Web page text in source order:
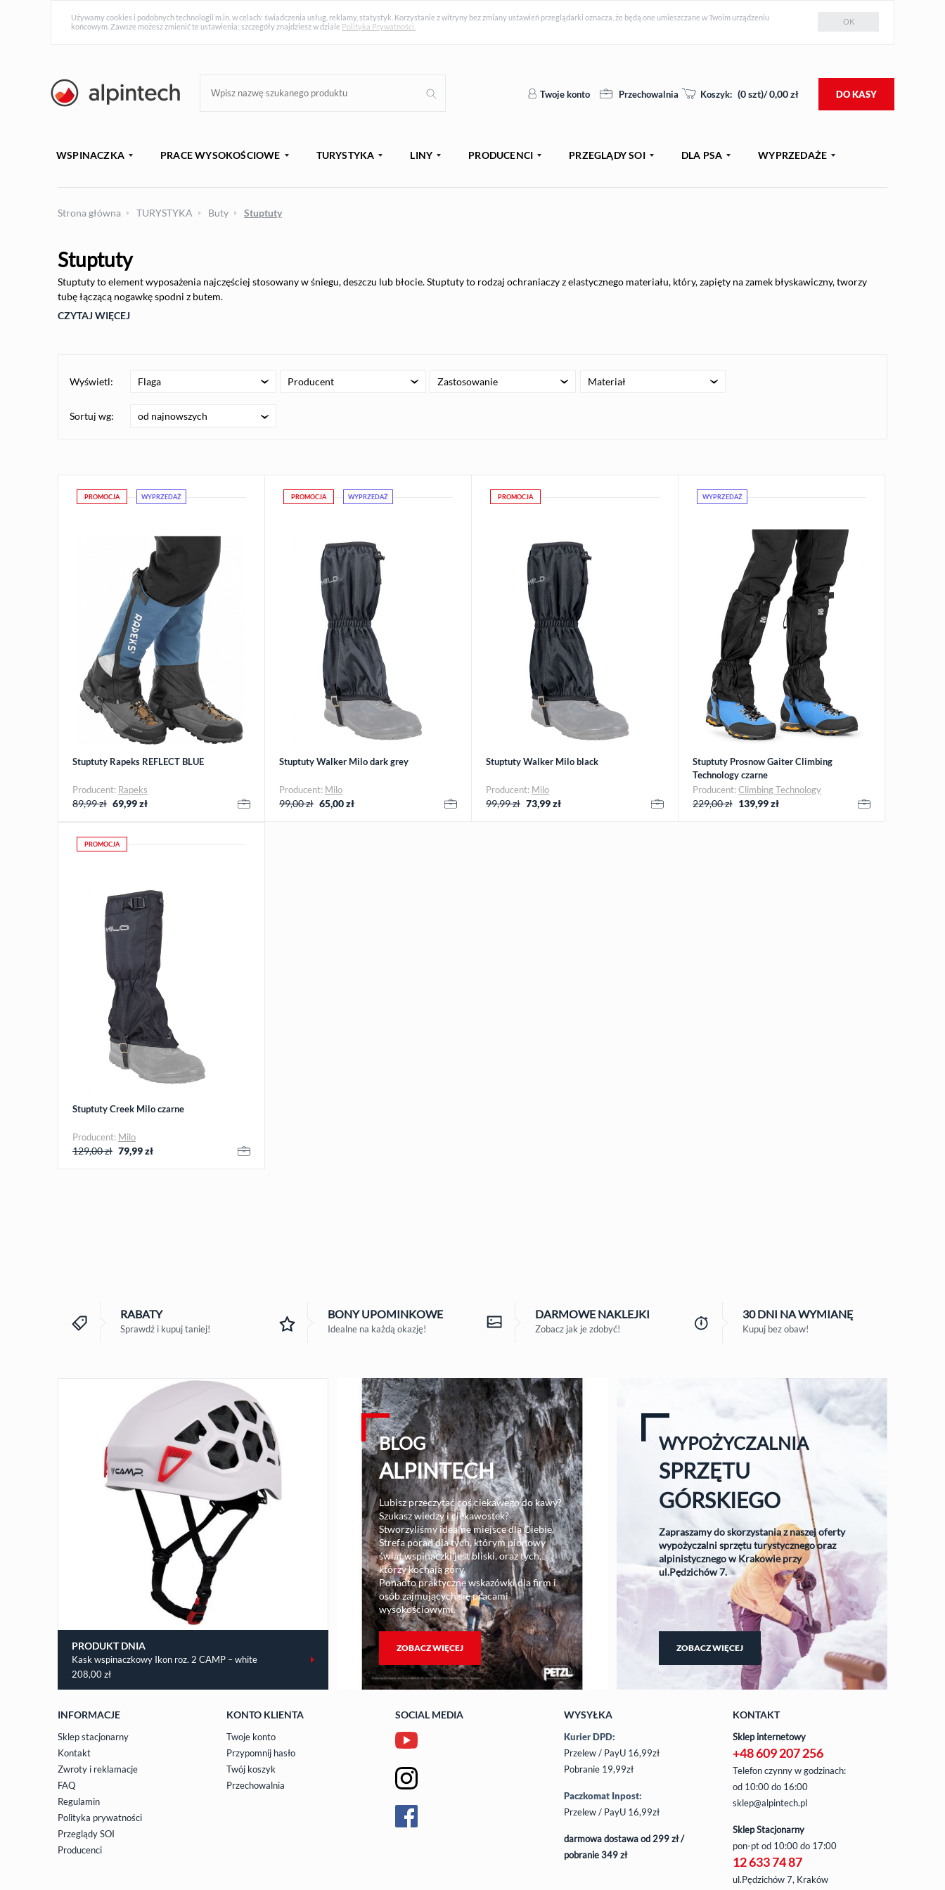
Używamy cookies i podobnych technologii m.in. w celach: świadczenia usług, reklamy, statystyk. Korzystanie z witryny bez zmiany ustawień przeglądarki oznacza, że będą one umieszczane w Twoim urządzeniu
końcowym. Zawsze możesz zmienić te ustawienia; szczegóły znajdziesz w dziale Polityka Prywatności.
OK
Twoje konto Przechowalnia Koszyk: (0szt)/0,00zł DO KASY
WSPINACZKA PRACE WYSOKOŚCIOWE TURYSTYKA LINY PRODUCENCI PRZEGLĄDY SOI DLA PSA WYPRZEDAŻE
Strona główna TURYSTYKA Buty Stuptuty
Stuptuty
Stuptuty to element wyposażenia najczęściej stosowany w śniegu, deszczu lub błocie. Stuptuty to rodzaj ochraniaczy z elastycznego materiału, który, zapięty na zamek błyskawiczny, tworzy
tubę łączącą nogawkę spodni z butem.
CZYTAJ WIĘCEJ
Wyświetl: Flaga Producent Zastosowanie Materiał
Sortuj wg: od najnowszych
PROMOCJA WYPRZEDAŻ
Stuptuty Rapeks REFLECT BLUE
Producent: Rapeks
89,99 zł 69,99zł
PROMOCJA WYPRZEDAŻ
Stuptuty Walker Milo dark grey
Producent: Milo
99,00 zł 65,00zł
PROMOCJA
Stuptuty Walker Milo black
Producent: Milo
99,99 zł 73,99zł
WYPRZEDAŻ
Stuptuty Prosnow Gaiter Climbing
Technology czarne
Producent:Climbing Technology
229,00 zł 139,99zł
PROMOCJA
Stuptuty Creek Milo czarne
Producent: Milo
129,00 zł 79,99zł
RABATY
Sprawdź i kupuj taniej!
BONYUPOMINKOWE
Idealne na każdą okazję!
DARMOWENAKLEJKI
Zobacz jak je zdobyć!
30 DNI NA WYMIANĘ
Kupuj bez obaw!
PRODUKT DNIA
Kask wspinaczkowy Ikon roz. 2 CAMP – white
208,00zł
BLOG
ALPINTECH
Lubisz przeczytać coś ciekawego do kawy?
Szukasz wiedzy i ciekawostek?
Stworzyliśmy idealne miejsce dla Ciebie.
Strefa porad dla tych, którym pionowy
świat wspinaczki jest bliski, oraz tych,
którzy kochają góry.
Ponadto praktyczne wskazówki dla firm i
osób zajmujących się pracami
wysokościowymi.
ZOBACZ WIĘCEJ
WYPOŻYCZALNIA
SPRZĘTU
GÓRSKIEGO
Zapraszamy do skorzystania z naszej oferty
wypożyczalni sprzętu turystycznego oraz
alpinistycznego w Krakowie przy
ul.Pędzichów 7.
ZOBACZ WIĘCEJ
INFORMACJE
Sklep stacjonarny
Kontakt
Zwroty i reklamacje
FAQ
Regulamin
Polityka prywatności
Przeglądy SOI
Producenci
KONTO KLIENTA
Twoje konto
Przypomnij hasło
Twój koszyk
Przechowalnia
SOCIAL MEDIA WYSYŁKA
Kurier DPD:
Przelew / PayU 16,99zł
Pobranie 19,99zł
Paczkomat Inpost:
Przelew / PayU 16,99zł
darmowa dostawa od 299 zł /
pobranie 349 zł
KONTAKT
Sklep internetowy
+48 609 207 256
Telefon czynny w godzinach:
od 10:00 do 16:00
sklep@alpintech.pl
Sklep Stacjonarny
pon-ptod 10:00 do 17:00
12 633 74 87
ul.Pędzichów 7, Kraków